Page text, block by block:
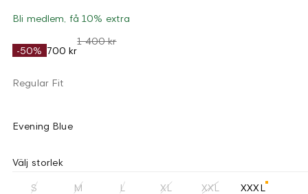
Bli medlem, få 10% extra
-50% 700 kr
1 400 kr
Regular Fit
Evening Blue
Välj storlek
S M L XL XXL XXXL